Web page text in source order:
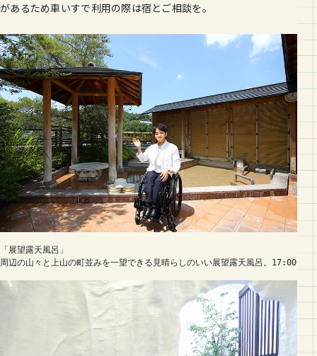
があるため車いすで利用の際は宿とご相談を。
「展望露天風呂」